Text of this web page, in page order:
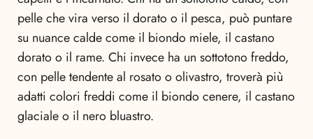
pelle che vira verso il dorato o il pesca, può puntare
su nuance calde come il biondo miele, il castano
dorato o il rame. Chi invece ha un sottotono freddo,
con pelle tendente al rosato o olivastro, troverà più
adatti colori freddi come il biondo cenere, il castano
glaciale o il nero bluastro.